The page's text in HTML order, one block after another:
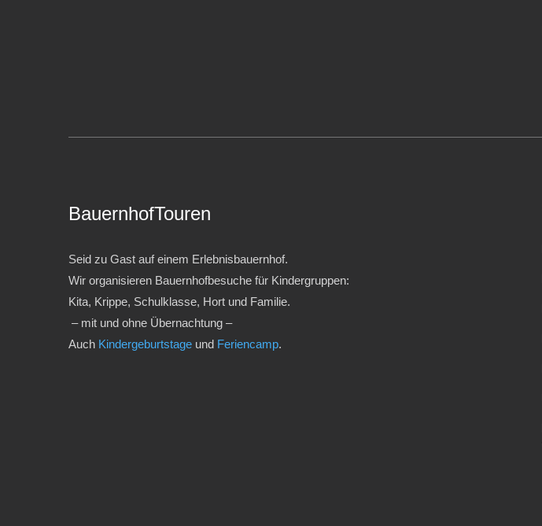
BauernhofTouren
Seid zu Gast auf einem Erlebnisbauernhof.
Wir organisieren Bauernhofbesuche für Kindergruppen:
Kita, Krippe, Schulklasse, Hort und Familie.
– mit und ohne Übernachtung –
Auch Kindergeburtstage und Feriencamp.